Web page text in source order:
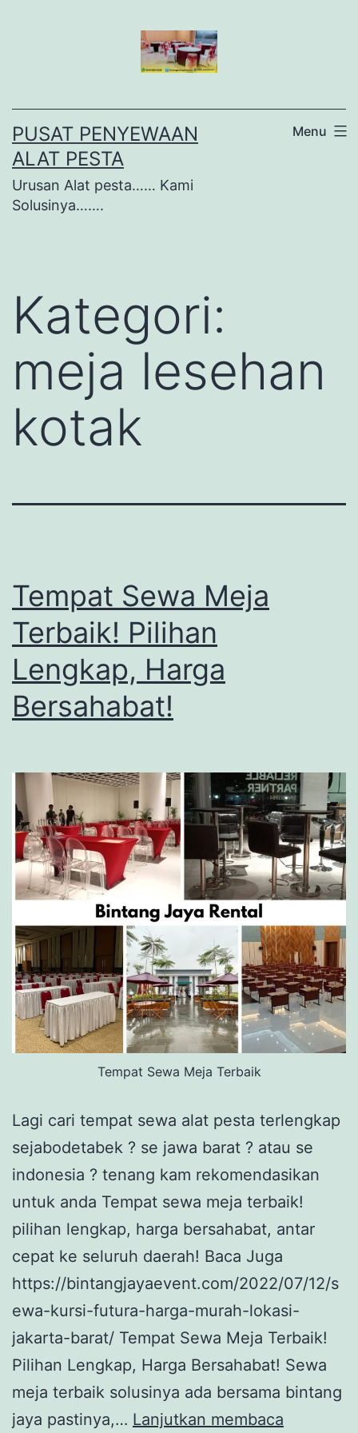
PUSAT PENYEWAAN
ALAT PESTA
Urusan Alat pesta…… Kami
Solusinya…….
Menu
Kategori:
meja lesehan
kotak
Tempat Sewa Meja
Terbaik! Pilihan
Lengkap, Harga
Bersahabat!
Tempat Sewa Meja Terbaik
Lagi cari tempat sewa alat pesta terlengkap
sejabodetabek ? se jawa barat ? atau se
indonesia ? tenang kam rekomendasikan
untuk anda Tempat sewa meja terbaik!
pilihan lengkap, harga bersahabat, antar
cepat ke seluruh daerah! Baca Juga
https://bintangjayaevent.com/2022/07/12/s
ewa-kursi-futura-harga-murah-lokasi-
jakarta-barat/ Tempat Sewa Meja Terbaik!
Pilihan Lengkap, Harga Bersahabat! Sewa
meja terbaik solusinya ada bersama bintang
jaya pastinya,… Lanjutkan membaca